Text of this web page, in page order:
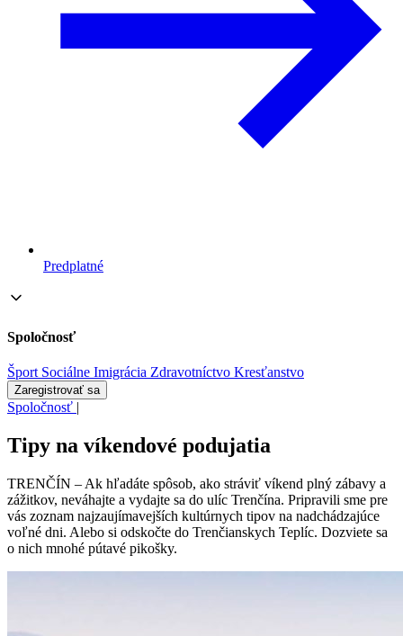
Predplatné
Spoločnosť
Šport Sociálne Imigrácia Zdravotníctvo Kresťanstvo
Zaregistrovať sa
Spoločnosť |
Tipy na víkendové podujatia
TRENČÍN – Ak hľadáte spôsob, ako stráviť víkend plný zábavy a
zážitkov, neváhajte a vydajte sa do ulíc Trenčína. Pripravili sme pre
vás zoznam najzaujímavejších kultúrnych tipov na nadchádzajúce
voľné dni. Alebo si odskočte do Trenčianskych Teplíc. Dozviete sa
o nich mnohé pútavé pikošky.